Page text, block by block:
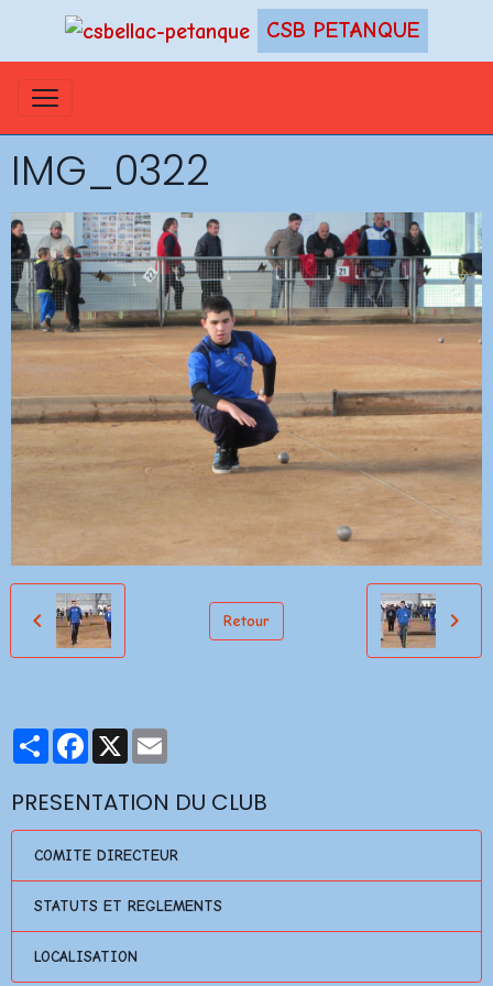
CSB PETANQUE
IMG_0322
Retour
PartagerFacebook
X
PRESENTATION DU CLUB
COMITE DIRECTEUR
STATUTS ET REGLEMENTS
LOCALISATION